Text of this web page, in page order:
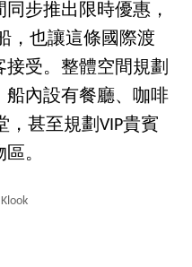
步推出限時優惠，
，也讓這條國際渡
受。整體空間規劃
船內設有餐廳、咖啡
，甚至規劃VIP貴賓
。